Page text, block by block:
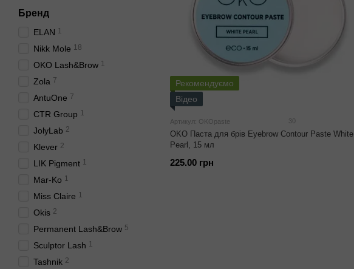
Рекомендуємо
Відео
Артикул: OKOpaste 30
OKO Паста для брів Eyebrow Contour Paste White
Pearl, 15 мл
225.00 грн
Бренд
ELAN 1
Nikk Mole 18
OKO Lash&Brow 1
Zola 7
AntuOne 7
CTR Group 1
JolyLab 2
Klever 2
LIK Pigment 1
Mar-Ko 1
Miss Claire 1
Okis 2
Permanent Lash&Brow 5
Sculptor Lash 1
Tashnik 2